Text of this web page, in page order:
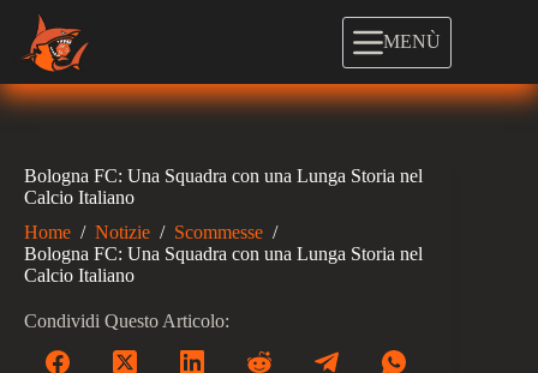
contenuto
MENÙ
Bologna FC: Una Squadra con una Lunga Storia nel
Calcio Italiano
Home / Notizie / Scommesse /
Bologna FC: Una Squadra con una Lunga Storia nel
Calcio Italiano
Condividi Questo Articolo: